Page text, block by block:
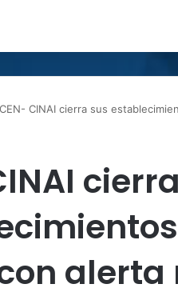
CEN- CINAI cierra sus